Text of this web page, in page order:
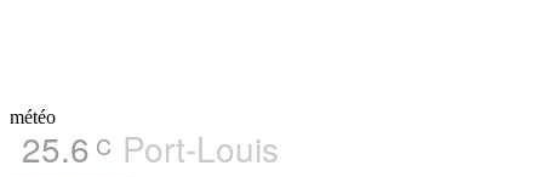
météo
25.6 C Port-Louis